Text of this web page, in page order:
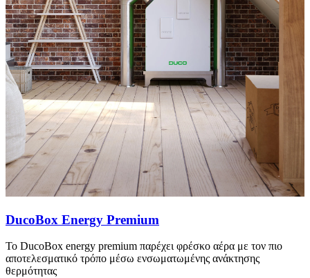
DucoBox Energy Premium
Το DucoBox energy premium παρέχει φρέσκο αέρα με τον πιο
αποτελεσματικό τρόπο μέσω ενσωματωμένης ανάκτησης
θερμότητας